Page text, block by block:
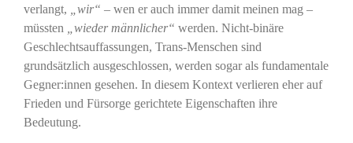
verlangt,
„wir“ – wen er auch immer damit meinen mag –
müssten
„wieder männlicher“ werden. Nicht-binäre
Geschlechtsauffassungen, Trans-Menschen sind
grundsätzlich ausgeschlossen, werden sogar als fundamentale
Gegner:innen gesehen. In diesem Kontext verlieren eher auf
Frieden und Fürsorge gerichtete Eigenschaften ihre
Bedeutung.